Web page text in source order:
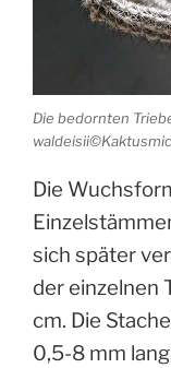
Die bedornten
Die
sich später
der einzelnen
cm. Die
0,5-8 mm